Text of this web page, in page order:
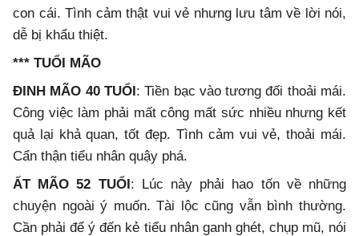
con cái. Tình cảm thật vui vẻ nhưng lưu tâm về lời nói,
dễ bị khẩu thiệt.
*** TUỔI MÃO
ĐINH MÃO 40 TUỔI: Tiền bạc vào tương đối thoải mái.
Công việc làm phải mất công mất sức nhiều nhưng kết
quả lại khả quan, tốt đẹp. Tình cảm vui vẻ, thoải mái.
Cẩn thận tiểu nhân quậy phá.
ẤT MÃO 52 TUỔI: Lúc này phải hao tốn về những
chuyện ngoài ý muốn. Tài lộc cũng vẫn bình thường.
Cần phải để ý đến kẻ tiểu nhân ganh ghét, chụp mũ, nói